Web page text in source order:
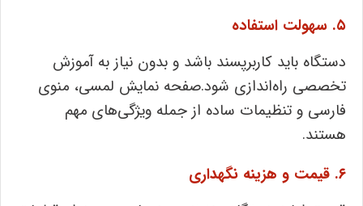
دستگاه باید کاربرپسند باشد و بدون نیاز به آموزش
تخصصی راه‌اندازی شود.صفحه ‌نمایش لمسی، منوی
فارسی و تنظیمات ساده از جمله ویژگی‌های مهم
هستند.